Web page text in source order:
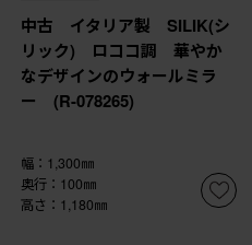
中古 イタリア製 SILIK(シ
リック) ロココ調 華やか
なデザインのウォールミラ
ー (R-078265)
幅：1,300㎜
奥行：100㎜
高さ：1,180㎜